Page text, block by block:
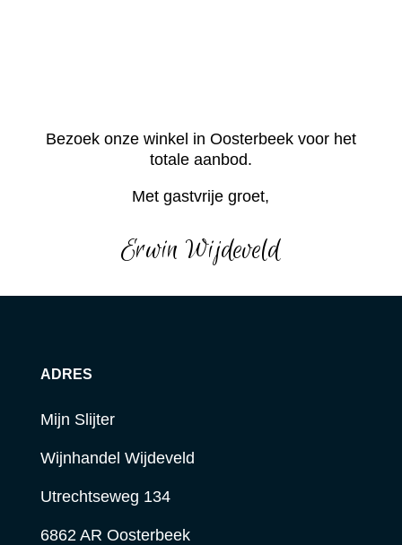
Bezoek onze winkel in Oosterbeek voor het
totale aanbod.
Met gastvrije groet,
Erwin Wijdeveld
ADRES
Mijn Slijter
Wijnhandel Wijdeveld
Utrechtseweg 134
6862 AR Oosterbeek